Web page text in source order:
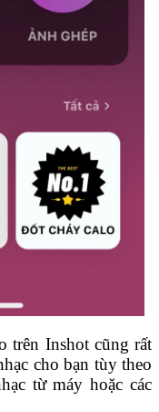
trên Inshot cũng rất
cho bạn tùy theo
từ máy hoặc các